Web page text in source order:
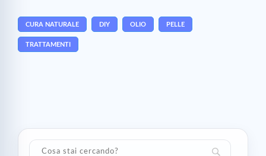
CURA NATURALE DIY OLIO PELLE
TRATTAMENTI